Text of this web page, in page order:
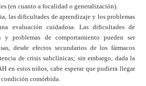
(en cuanto a focalidad o generalización).
las dificultades de aprendizaje y los problemas
evaluación cuidadosa. Las dificultades de
y problemas de comportamiento pueden ser
desde efectos secundarios de los fármacos
de crisis subclínicas; sin embargo, dada la
en estos niños, cabe esperar que pudiera llegar
comórbida.